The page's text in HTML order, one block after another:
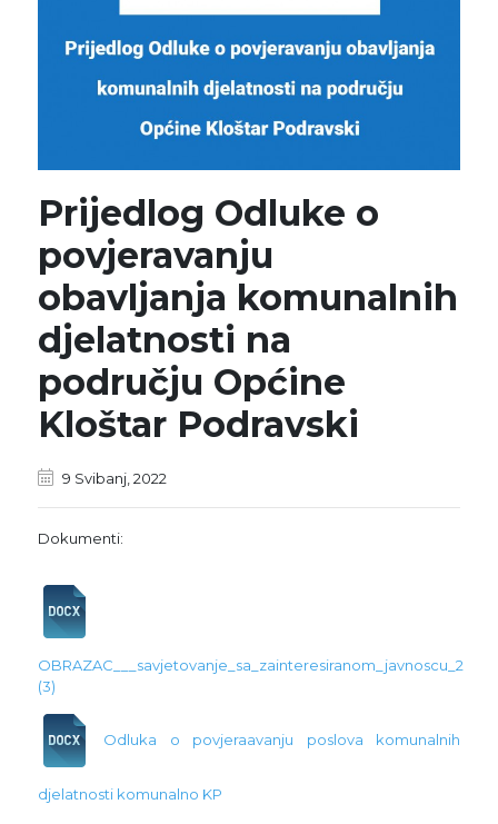
Prijedlog Odluke o
povjeravanju
obavljanja komunalnih
djelatnosti na
području Općine
Kloštar Podravski
9 Svibanj, 2022
Dokumenti:
OBRAZAC___savjetovanje_sa_zainteresiranom_javnoscu_2
(3)
Odluka o povjeraavanju poslova komunalnih
djelatnosti komunalno KP